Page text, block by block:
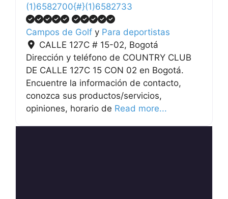
(1)6582700{#}(1)6582733
Campos de Golf y Para deportistas
CALLE 127C # 15-02, Bogotá
Dirección y teléfono de COUNTRY CLUB
DE CALLE 127C 15 CON 02 en Bogotá.
Encuentre la información de contacto,
conozca sus productos/servicios,
opiniones, horario de Read more...